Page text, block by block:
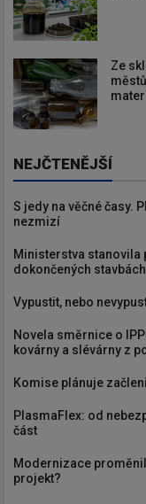
Ze
NEJČTENĚJŠÍ
S jedy na věčné časy.
nezmizí
Ministerstva stanovila
dokončených stavbách
Vypustit, nebo
Novela směrnice o
kovárny a slévárny z
Komise plánuje
PlasmaFlex: od
část
Modernizace
projekt?